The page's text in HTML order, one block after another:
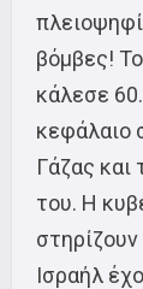
βόμβες!
κάλεσε
κεφάλαιο
Γάζας και
του. Η
Ισραήλ